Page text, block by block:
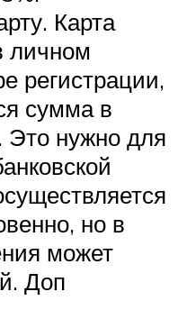
Карта
личном
регистрации,
сумма в
Это нужно для
но в
может
Доп